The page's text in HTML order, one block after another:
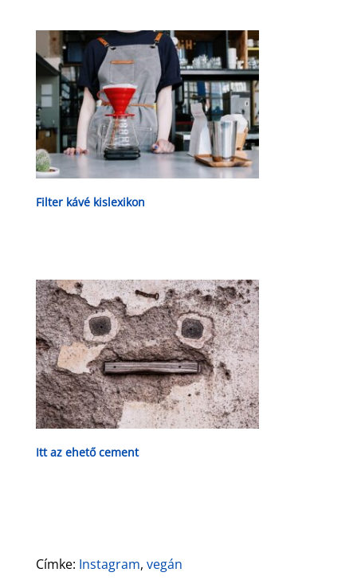
Filter kávé kislexikon
Itt az ehető cement
Címke: Instagram, vegán